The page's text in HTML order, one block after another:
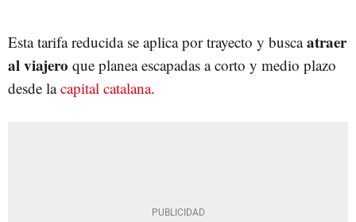
Esta tarifa reducida se aplica por trayecto y buscaatraer
al viajero que planea escapadas a corto y medio plazo
desde lacapital catalana.